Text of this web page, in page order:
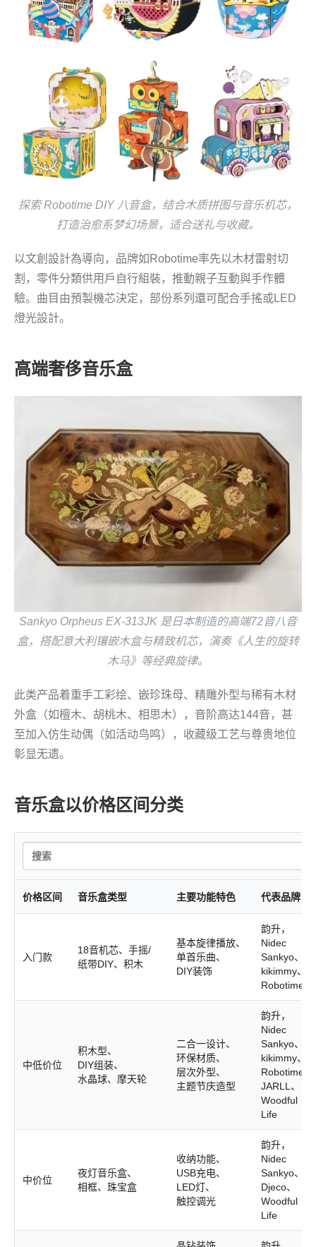
探索 Robotime DIY 八音盒，结合木质拼图与音乐机芯，
打造治愈系梦幻场景，适合送礼与收藏。
以文創設計為導向，品牌如Robotime率先以木材雷射切
割，零件分類供用戶自行組裝，推動親子互動與手作體
驗。曲目由預製機芯決定，部份系列還可配合手搖或LED
燈光設計。
高端奢侈音乐盒
Sankyo Orpheus EX-313JK 是日本制造的高端72音八音
盒，搭配意大利镶嵌木盒与精致机芯，演奏《人生的旋转
木马》等经典旋律。
此类产品着重手工彩绘、嵌珍珠母、精雕外型与稀有木材
外盒（如檀木、胡桃木、相思木），音阶高达144音，甚
至加入仿生动偶（如活动鸟鸣），收藏级工艺与尊贵地位
彰显无遗。
音乐盒以价格区间分类
价格区间 音乐盒类型 主要功能特色 代表品牌
入门款
18音机芯、手摇/
纸带DIY、积木
基本旋律播放、
单首乐曲、
DIY装饰
韵升，
Nidec
Sankyo、
kikimmy、
Robotime
中低价位
积木型、
DIY组装、
水晶球、摩天轮
二合一设计、
环保材质、
层次外型、
主题节庆造型
韵升，
Nidec
Sankyo、
kikimmy、
Robotime、
JARLL、
Woodful
Life
中价位
夜灯音乐盒、
相框、珠宝盒
收纳功能、
USB充电、
LED灯、
触控调光
韵升，
Nidec
Sankyo、
Djeco、
Woodful
Life